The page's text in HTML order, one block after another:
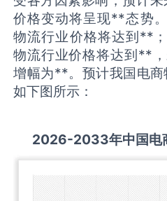
价格变动将呈现**态势
物流行业价格将达到**
物流行业价格将达到**
增幅为**。预计我国电
如下图所示：
2026-2033年中国电